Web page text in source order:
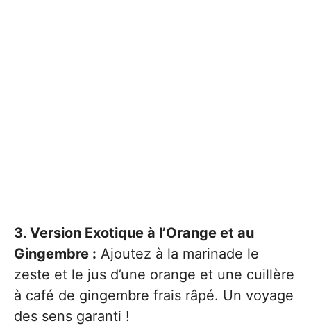
3. Version Exotique à l’Orange et au
Gingembre : Ajoutez à la marinade le
zeste et le jus d’une orange et une cuillère
à café de gingembre frais râpé. Un voyage
des sens garanti !